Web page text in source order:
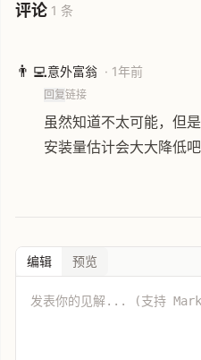
评论 1 条
👨‍💻意外富翁 · 1年前
回复链接
虽然知道不太可能，但
安装量估计会大大降低
编辑 预览